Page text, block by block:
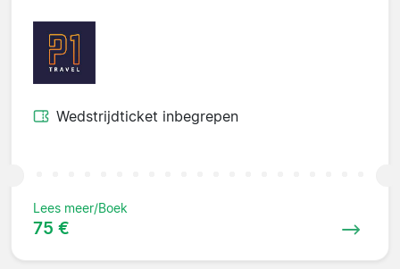
Wedstrijdticket inbegrepen
Lees meer/Boek
75 €